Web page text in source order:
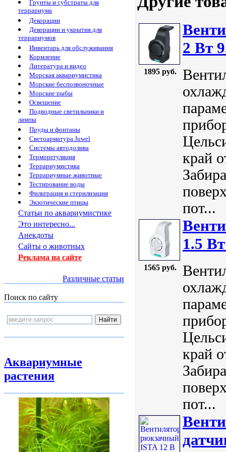
Грунты и субстраты для
террариума
Декорации
Декорации и укрытия для
террариумов
Инвентарь для обслуживания
Кормление
Литература и видео
Морская аквариумистика
Морские беспозвоночные
Морские рыбы
Освещение
Подводные светильники и
лампы
Пруды и фонтаны
Светоарматура Juwel
Системы автодолива
Терморегуляция
Террариумистика
Террариумные животные
Тестирование воды
Фильтрация и стерилизация
Экзотические птицы
Статьи по аквариумистике
Это интересно...
Анекдоты
Сайты о животных
Реклама на сайте
Различные статьи
Поиск по сайту
Аквариумные
растения
1895 руб.
2 Bт
край
пот...
1565 руб.
1.5
край
пот...